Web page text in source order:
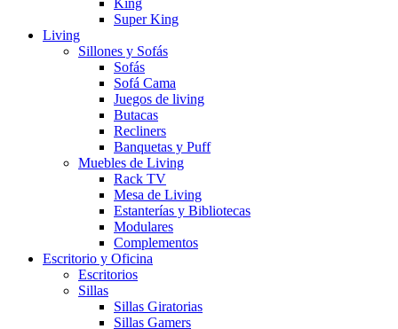
King
Super King
Living
Sillones y Sofás
Sofás
Sofá Cama
Juegos de living
Butacas
Recliners
Banquetas y Puff
Muebles de Living
Rack TV
Mesa de Living
Estanterías y Bibliotecas
Modulares
Complementos
Escritorio y Oficina
Escritorios
Sillas
Sillas Giratorias
Sillas Gamers